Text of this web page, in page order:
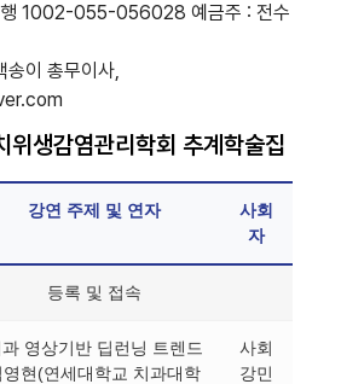
행 1002-055-056028 예금주 : 전수
송이 총무이사,
생감염관리학회 추계학술집
강연 주제 및 연자
사회
자
등록 및 접속
과 영상기반 딥런닝 트렌드
영현(연세대학교 치과대학
사회
강민